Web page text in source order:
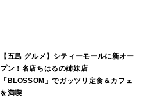
【五島 グルメ】シティーモールに新オー
プン！名店ちはるの姉妹店
「BLOSSOM」でガッツリ定食＆カフェ
を満喫